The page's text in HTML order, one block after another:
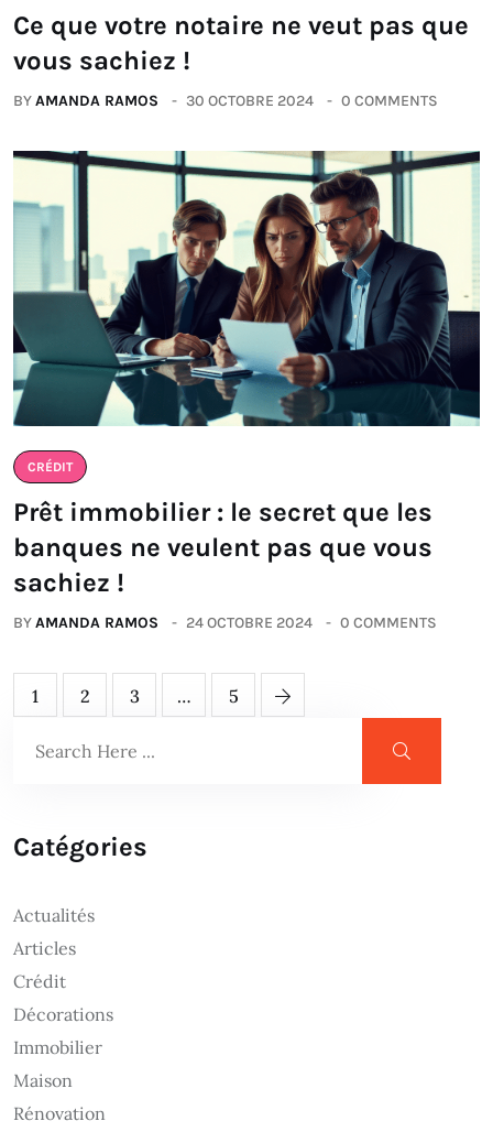
Ce que votre notaire ne veut pas que
vous sachiez !
BYAMANDA RAMOS 30 OCTOBRE 2024 0 COMMENTS
CRÉDIT
Prêt immobilier : le secret que les
banques ne veulent pas que vous
sachiez !
BYAMANDA RAMOS 24 OCTOBRE 2024 0 COMMENTS
1 2 3 … 5
Catégories
Actualités
Articles
Crédit
Décorations
Immobilier
Maison
Rénovation